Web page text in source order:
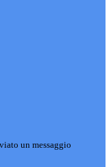
un messaggio